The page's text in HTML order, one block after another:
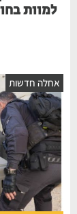
למוות בחוף
חדשות